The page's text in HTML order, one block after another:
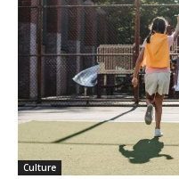
Culture